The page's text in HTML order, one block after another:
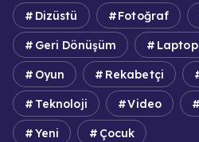
Dizüstü Fotoğraf
Geri Dönüşüm Laptop
Oyun Rekabetçi
Teknoloji Video
Yeni Çocuk